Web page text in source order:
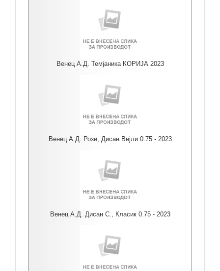
Венец А.Д. Темјаника КОРИЈА 2023
Венец А.Д. Розе, Дисан Вејли 0.75 - 2023
Венец А.Д. Дисан С., Класик 0.75 - 2023